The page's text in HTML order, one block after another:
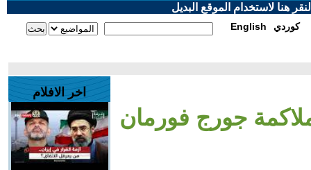
هنا لاستخدام الموقع البديل
English كوردي
جورج فورمان
اخر الافلام